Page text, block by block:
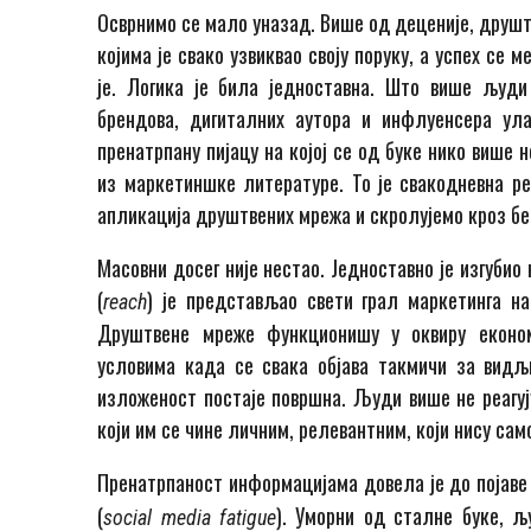
Осврнимо се мало уназад. Више од деценије,
којима је свако узвиквао своју поруку, а успех
је. Логика је била једноставна. Што више
брендова, дигиталних аутора и инфлуенсера
пренатрпану пијацу на којој се од буке нико
из маркетиншке литературе. То је свакодневна
апликација друштвених мрежа и скролујемо кроз
Масовни досег није нестао. Једноставно је
(reach) је представљао свети грал маркетинга
Друштвене мреже функционишу у оквиру
условима када се свака објава такмичи за
изложеност постаје површна. Људи више не
који им се чине личним, релевантним, који нису
Пренатрпаност информацијама довела је до
(social media fatigue). Уморни од сталне буке,